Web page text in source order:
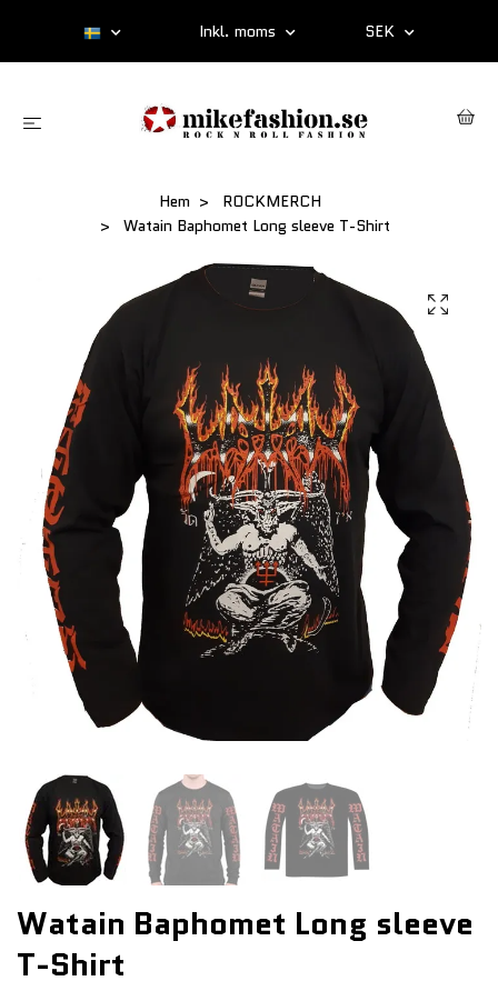
Inkl. moms SEK
Hem
ROCKMERCH
Watain Baphomet Long sleeve T-Shirt
Watain Baphomet Long sleeve
T-Shirt